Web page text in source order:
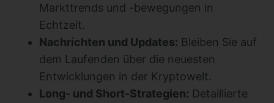
Markttrends und -bewegungen in
Echtzeit.
Nachrichten und Updates: Bleiben Sie auf
dem Laufenden über die neuesten
Entwicklungen in der Kryptowelt.
Long- und Short-Strategien: Detaillierte